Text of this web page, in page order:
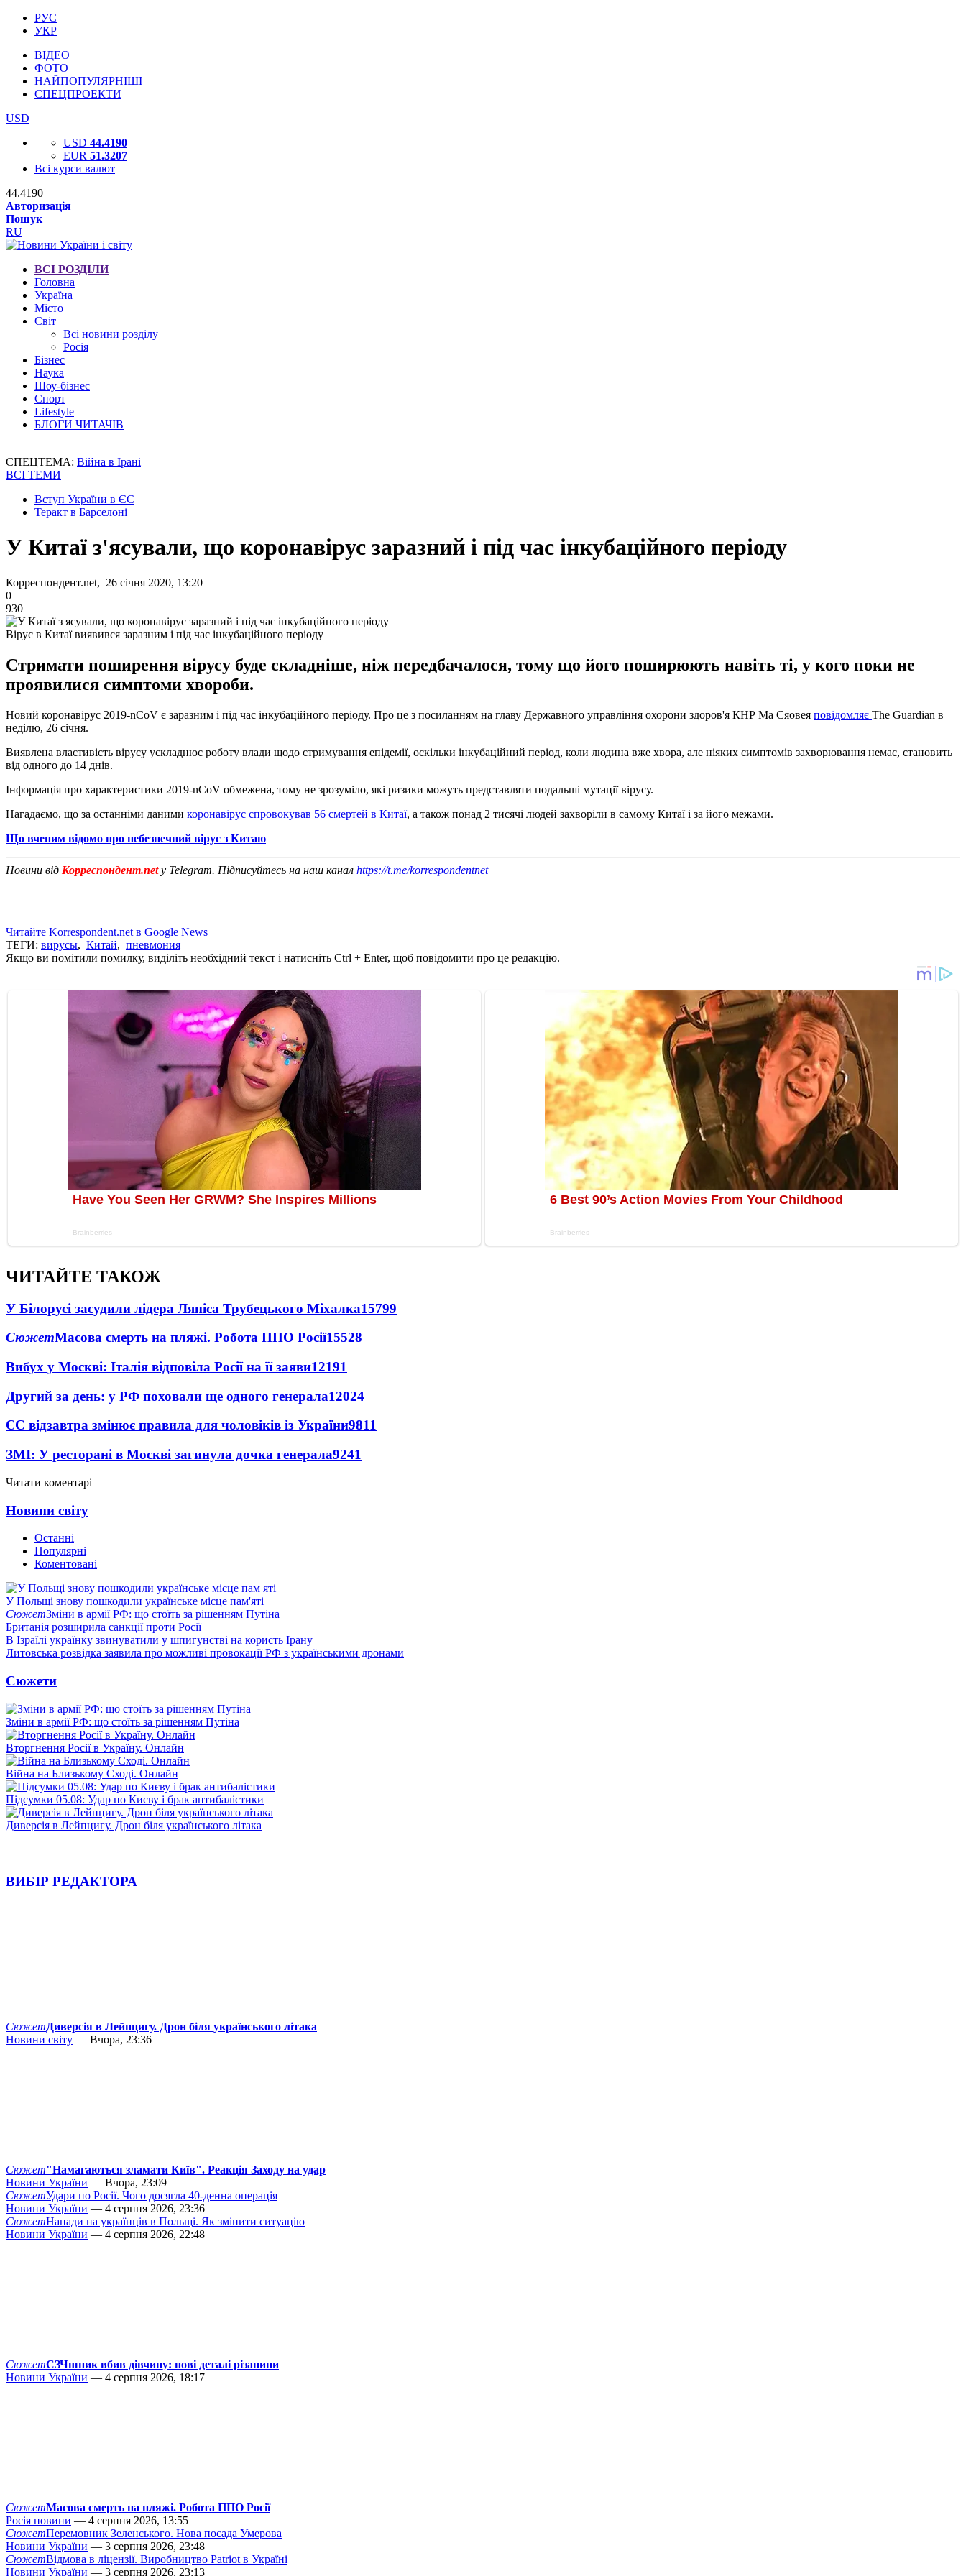
РУС
УКР
ВІДЕО
ФОТО
НАЙПОПУЛЯРНІШІ
СПЕЦПРОЕКТИ
USD
USD 44.4190
EUR 51.3207
Всі курси валют
44.4190
Авторизація
Пошук
RU
ВСІ РОЗДІЛИ
Головна
Україна
Місто
Світ
Всі новини розділу
Росія
Бізнес
Наука
Шоу-бізнес
Спорт
Lifestyle
БЛОГИ ЧИТАЧІВ
СПЕЦТЕМА: Війна в Ірані
ВСІ ТЕМИ
Вступ України в ЄС
Теракт в Барселоні
У Китаї з'ясували, що коронавірус заразний і під час інкубаційного періоду
Корреспондент.net, 26 січня 2020, 13:20
0
930
Вірус в Китаї виявився заразним і під час інкубаційного періоду
Стримати поширення вірусу буде складніше, ніж передбачалося, тому що його поширюють навіть ті, у кого поки не
проявилися симптоми хвороби.
Новий коронавірус 2019-nCoV є заразним і під час інкубаційного періоду. Про це з посиланням на главу Державного управління охорони здоров'я КНР Ма Сяовея повідомляє The Guardian в
неділю, 26 січня.
Виявлена властивість вірусу ускладнює роботу влади щодо стримування епідемії, оскільки інкубаційний період, коли людина вже хвора, але ніяких симптомів захворювання немає, становить
від одного до 14 днів.
Інформація про характеристики 2019-nCoV обмежена, тому не зрозуміло, які ризики можуть представляти подальші мутації вірусу.
Нагадаємо, що за останніми даними коронавірус спровокував 56 смертей в Китаї, а також понад 2 тисячі людей захворіли в самому Китаї і за його межами.
Що вченим відомо про небезпечний вірус з Китаю
Новини від Корреспондент.net у Telegram. Підписуйтесь на наш канал https://t.me/korrespondentnet
Читайте Korrespondent.net в Google News
ТЕГИ: вирусы, Китай, пневмония
Якщо ви помітили помилку, виділіть необхідний текст і натисніть Ctrl + Enter, щоб повідомити про це редакцію.
ЧИТАЙТЕ ТАКОЖ
У Білорусі засудили лідера Ляпіса Трубецького Міхалка15799
СюжетМасова смерть на пляжі. Робота ППО Росії15528
Вибух у Москві: Італія відповіла Росії на її заяви12191
Другий за день: у РФ поховали ще одного генерала12024
ЄС відзавтра змінює правила для чоловіків із України9811
ЗМІ: У ресторані в Москві загинула дочка генерала9241
Читати коментарі
Новини світу
Останні
Популярні
Коментовані
У Польщі знову пошкодили українське місце пам'яті
СюжетЗміни в армії РФ: що стоїть за рішенням Путіна
Британія розширила санкції проти Росії
В Ізраїлі українку звинуватили у шпигунстві на користь Ірану
Литовська розвідка заявила про можливі провокації РФ з українськими дронами
Сюжети
Зміни в армії РФ: що стоїть за рішенням Путіна
Вторгнення Росії в Україну. Онлайн
Війна на Близькому Сході. Онлайн
Підсумки 05.08: Удар по Києву і брак антибалістики
Диверсія в Лейпцигу. Дрон біля українського літака
ВИБІР РЕДАКТОРА
СюжетДиверсія в Лейпцигу. Дрон біля українського літака
Новини світу — Вчора, 23:36
Сюжет"Намагаються зламати Київ". Реакція Заходу на удар
Новини України — Вчора, 23:09
СюжетУдари по Росії. Чого досягла 40-денна операція
Новини України — 4 серпня 2026, 23:36
СюжетНапади на українців в Польщі. Як змінити ситуацію
Новини України — 4 серпня 2026, 22:48
СюжетСЗЧшник вбив дівчину: нові деталі різанини
Новини України — 4 серпня 2026, 18:17
СюжетМасова смерть на пляжі. Робота ППО Росії
Росія новини — 4 серпня 2026, 13:55
СюжетПеремовник Зеленського. Нова посада Умерова
Новини України — 3 серпня 2026, 23:48
СюжетВідмова в ліцензії. Виробництво Patriot в Україні
Новини України — 3 серпня 2026, 23:13